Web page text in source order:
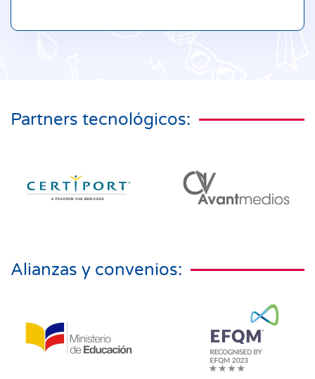
Partners tecnológicos:
Alianzas y convenios: